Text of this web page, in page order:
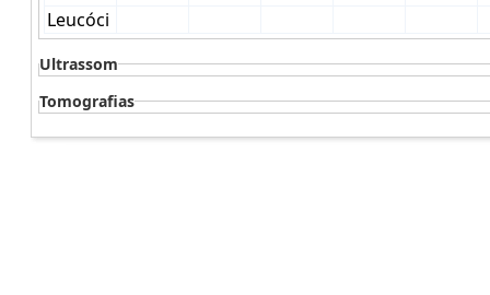
Ultrassom
Tomografias